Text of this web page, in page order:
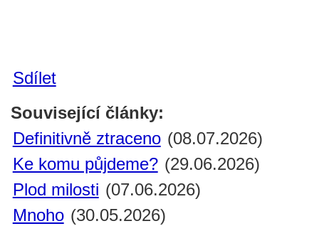
Sdílet
Související články:
Definitivně ztraceno (08.07.2026)
Ke komu půjdeme? (29.06.2026)
Plod milosti (07.06.2026)
Mnoho (30.05.2026)